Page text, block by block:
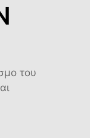
του